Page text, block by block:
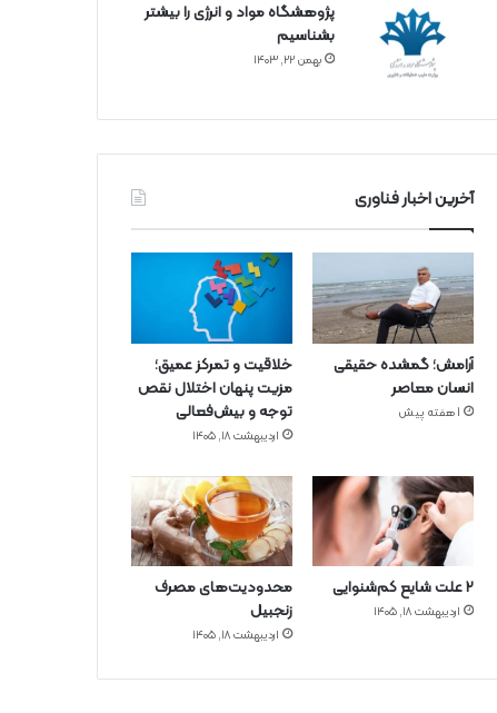
پژوهشگاه مواد و انرژی را بیشتر
بشناسیم
بهمن ۲۲, ۱۴۰۳
آخرین اخبار فناوری
آرامش؛ گمشده حقیقی
انسان معاصر
1 هفته پیش
خلاقیت و تمرکز عمیق؛
مزیت پنهان اختلال نقص
توجه و بیش‌فعالی
اردیبهشت ۱۸, ۱۴۰۵
۲ علت شایع‌ کم‌شنوایی
اردیبهشت ۱۸, ۱۴۰۵
محدودیت‌های مصرف
زنجبیل
اردیبهشت ۱۸, ۱۴۰۵